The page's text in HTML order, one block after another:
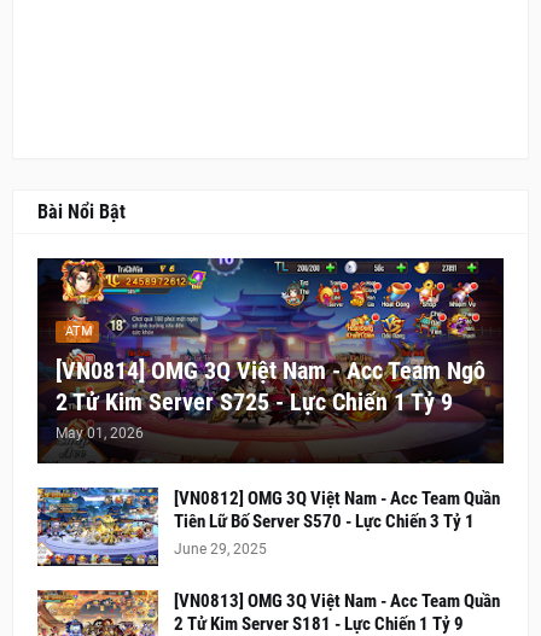
Bài Nổi Bật
ATM
[VN0814] OMG 3Q Việt Nam - Acc Team Ngô
2 Tử Kim Server S725 - Lực Chiến 1 Tỷ 9
May 01, 2026
[VN0812] OMG 3Q Việt Nam - Acc Team Quần
Tiên Lữ Bố Server S570 - Lực Chiến 3 Tỷ 1
June 29, 2025
[VN0813] OMG 3Q Việt Nam - Acc Team Quần
2 Tử Kim Server S181 - Lực Chiến 1 Tỷ 9